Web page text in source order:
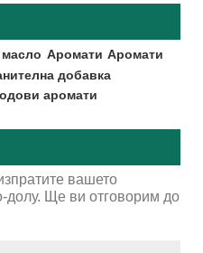
Аромати Аромати
добавка
аромати
вашето
долу. Ще ви отговорим до